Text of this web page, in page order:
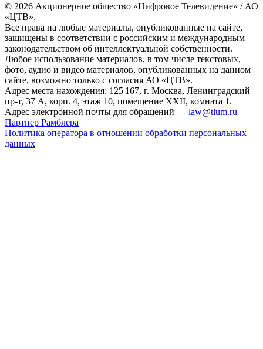
© 2026 Акционерное общество «Цифровое Телевидение» / АО
«ЦТВ».
Все права на любые материалы, опубликованные на сайте,
защищены в соответствии с российским и международным
законодательством об интеллектуальной собственности.
Любое использование материалов, в том числе текстовых,
фото, аудио и видео материалов, опубликованных на данном
сайте, возможно только с согласия АО «ЦТВ».
Адрес места нахождения: 125 167, г. Москва, Ленинградский
пр-т, 37 А, корп. 4, этаж 10, помещение XXII, комната 1.
Адрес электронной почты для обращений — law@tlum.ru
Партнер Рамблера
Политика оператора в отношении обработки персональных
данных